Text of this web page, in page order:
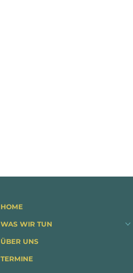
HOME
WAS WIR TUN
ÜBER UNS
TERMINE